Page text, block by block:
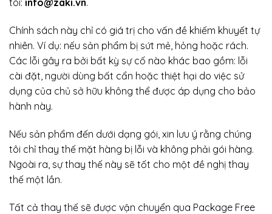
tôi: info@zaki.vn.
Chính sách này chỉ có giá trị cho vấn đề khiếm khuyết tự
nhiên. Ví dụ: nếu sản phẩm bị sứt mẻ, hỏng hoặc rách.
Các lỗi gây ra bởi bất kỳ sự cố nào khác bao gồm: lỗi
cài đặt, người dùng bất cẩn hoặc thiệt hại do việc sử
dụng của chủ sở hữu không thể được áp dụng cho bảo
hành này.
Nếu sản phẩm đến dưới dạng gói, xin lưu ý rằng chúng
tôi chỉ thay thế mặt hàng bị lỗi và không phải gói hàng.
Ngoài ra, sự thay thế này sẽ tốt cho một đề nghị thay
thế một lần.
Tất cả thay thế sẽ được vận chuyển qua Package Free